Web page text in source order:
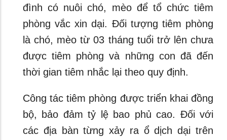
đình có nuôi chó, mèo để tổ chức tiêm
phòng vắc xin dại. Đối tượng tiêm phòng
là chó, mèo từ 03 tháng tuổi trở lên chưa
được tiêm phòng và những con đã đến
thời gian tiêm nhắc lại theo quy định.
Công tác tiêm phòng được triển khai đồng
bộ, bảo đảm tỷ lệ bao phủ cao. Đối với
các địa bàn từng xảy ra ổ dịch dại trên